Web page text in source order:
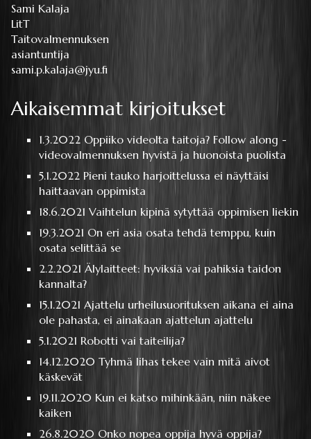
Sami Kalaja
LitT
Taitovalmennuksen
asiantuntija
sami.p.kalaja@jyu.fi
Aikaisemmat kirjoitukset
1.3.2022 Oppiiko videolta taitoja? Follow along -
videovalmennuksen hyvistä ja huonoista puolista
5.1.2022 Pieni tauko harjoittelussa ei näyttäisi
haittaavan oppimista
18.6.2021Vaihtelun kipinä sytyttää oppimisen liekin
19.3.2021 On eri asia osata tehdä temppu, kuin
osata selittää se
2.2.2021Älylaitteet: hyviksiä vai pahiksia taidon
kannalta?
15.1.2021Ajattelu urheilusuorituksen aikana ei aina
ole pahasta, ei ainakaan ajattelun ajattelu
5.1.2021Robotti vai taiteilija?
14.12.2020Tyhmä lihas tekee vain mitä aivot
käskevät
19.11.2020 Kun ei katso mihinkään, niin näkee
kaiken
26.8.2020 Onko nopea oppija hyvä oppija?